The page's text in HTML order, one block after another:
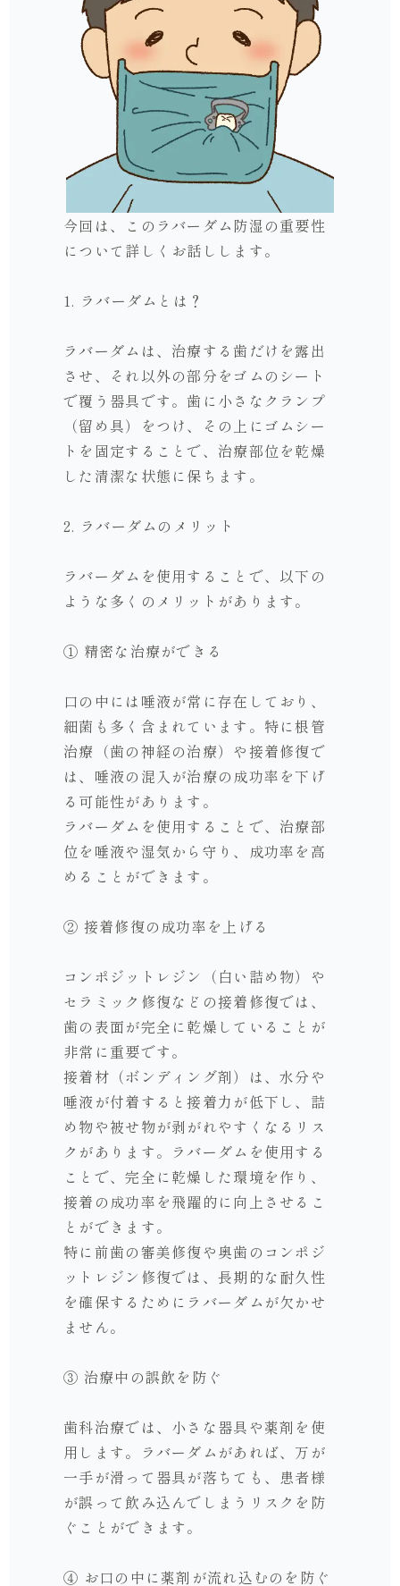
今回は、このラバーダム防湿の重要性
について詳しくお話しします。
1. ラバーダムとは？
ラバーダムは、治療する歯だけを露出
させ、それ以外の部分をゴムのシート
で覆う器具です。歯に小さなクランプ
（留め具）をつけ、その上にゴムシー
トを固定することで、治療部位を乾燥
した清潔な状態に保ちます。
2. ラバーダムのメリット
ラバーダムを使用することで、以下の
ような多くのメリットがあります。
① 精密な治療ができる
口の中には唾液が常に存在しており、
細菌も多く含まれています。特に根管
治療（歯の神経の治療）や接着修復で
は、唾液の混入が治療の成功率を下げ
る可能性があります。
ラバーダムを使用することで、治療部
位を唾液や湿気から守り、成功率を高
めることができます。
② 接着修復の成功率を上げる
コンポジットレジン（白い詰め物）や
セラミック修復などの接着修復では、
歯の表面が完全に乾燥していることが
非常に重要です。
接着材（ボンディング剤）は、水分や
唾液が付着すると接着力が低下し、詰
め物や被せ物が剥がれやすくなるリス
クがあります。ラバーダムを使用する
ことで、完全に乾燥した環境を作り、
接着の成功率を飛躍的に向上させるこ
とができます。
特に前歯の審美修復や奥歯のコンポジ
ットレジン修復では、長期的な耐久性
を確保するためにラバーダムが欠かせ
ません。
③ 治療中の誤飲を防ぐ
歯科治療では、小さな器具や薬剤を使
用します。ラバーダムがあれば、万が
一手が滑って器具が落ちても、患者様
が誤って飲み込んでしまうリスクを防
ぐことができます。
④ お口の中に薬剤が流れ込むのを防ぐ